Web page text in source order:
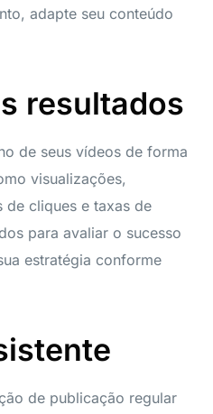
adapte seu conteúdo
resultados
de seus vídeos de forma
visualizações,
de cliques e taxas de
para avaliar o sucesso
estratégia conforme
de publicação regular